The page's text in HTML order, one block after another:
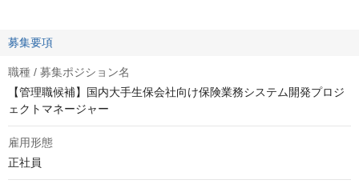
募集要項
職種 / 募集ポジション名
【管理職候補】国内大手生保会社向け保険業務システム開発プロジ
ェクトマネージャー
雇用形態
正社員